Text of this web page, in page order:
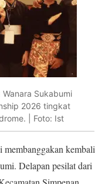
Sukabumi
2026 tingkat
| Foto: Ist
membanggakan kembali
Delapan pesilat dari